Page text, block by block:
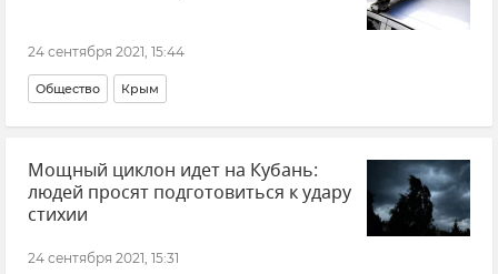
24 сентября 2021, 15:44
Общество Крым
Мощный циклон идет на Кубань:
людей просят подготовиться к удару
стихии
24 сентября 2021, 15:31